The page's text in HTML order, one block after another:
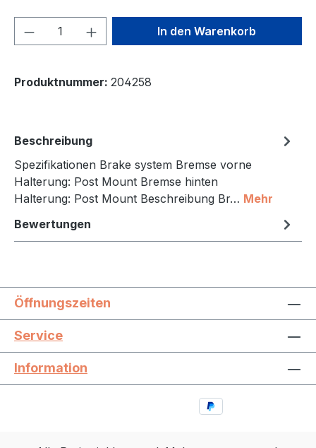
Produkt Anzahl: Gib denIn den Warenkorb
Produktnummer: 204258
Beschreibung
Spezifikationen Brake system Bremse vorne
Halterung: Post Mount Bremse hinten
Halterung: Post Mount Beschreibung Br… Mehr
Bewertungen
Öffnungszeiten
Service
Information